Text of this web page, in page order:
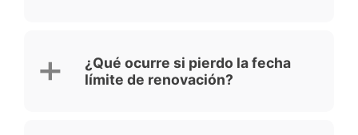
¿Qué ocurre si pierdo la fecha
límite de renovación?